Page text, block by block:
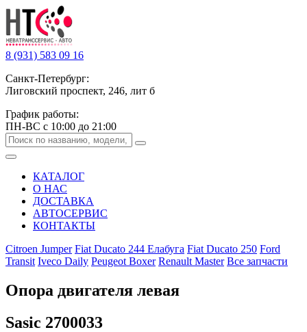
8 (931) 583 09 16
Санкт-Петербург:
Лиговский проспект, 246, лит б
График работы:
ПН-ВС с 10:00 до 21:00
КАТАЛОГ
О НАС
ДОСТАВКА
АВТОСЕРВИС
КОНТАКТЫ
Citroen Jumper Fiat Ducato 244 Елабуга Fiat Ducato 250 Ford
Transit Iveco Daily Peugeot Boxer Renault Master Все запчасти
Опора двигателя левая
Sasic 2700033